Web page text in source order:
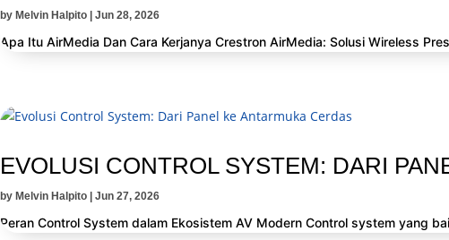
by Melvin Halpito Jun 28, 2026
Apa Itu AirMedia Dan Cara Kerjanya Crestron AirMedia: Solusi Wireless
EVOLUSI CONTROL SYSTEM: DARI
by Melvin Halpito Jun 27, 2026
Peran Control System dalam Ekosistem AV Modern Control system yang